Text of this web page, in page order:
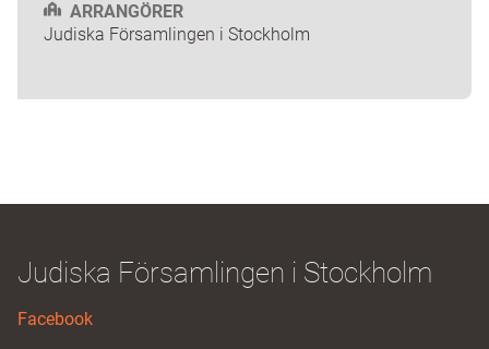
ARRANGÖRER
Judiska Församlingen i Stockholm
Judiska Församlingen i Stockholm
Facebook